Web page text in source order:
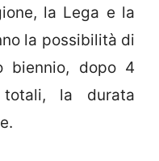
la Lega e la
la possibilità di
biennio, dopo 4
la durata